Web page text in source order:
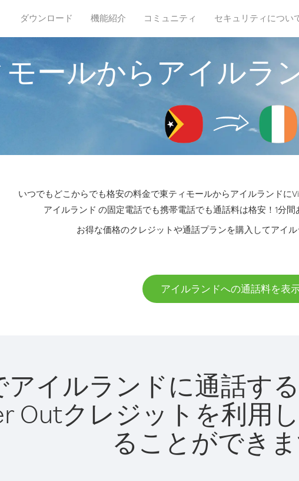
ダウンロード 機能紹介 コミュニティ セキュリティについ
ールからアイルラ
いつでもどこからでも格安の料金で東ティモールからアイルランドに
アイルランド の固定電話でも携帯電話でも通話料は格安！1分間
お得な価格のクレジットや通話プランを購入してアイル
アイルランドへの通話料を表
イルランドに通話す
Outクレジットを利用
ることができま